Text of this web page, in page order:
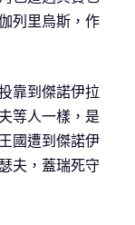
列里烏斯，作
靠到傑諾伊拉
等人一樣，是
國遭到傑諾伊
夫，蓋瑞死守